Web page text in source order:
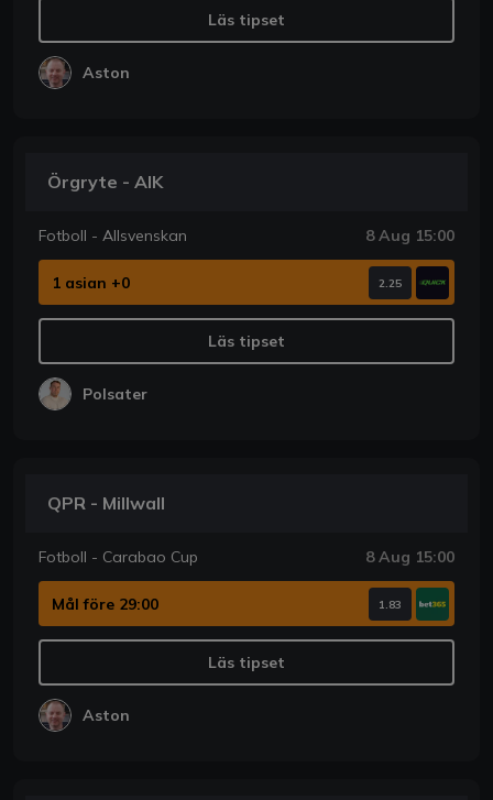
Läs tipset
Aston
Örgryte - AIK
Fotboll - Allsvenskan 8 Aug 15:00
1 asian +0 2.25
Läs tipset
Polsater
QPR - Millwall
Fotboll - Carabao Cup 8 Aug 15:00
Mål före 29:00 1.83
Läs tipset
Aston